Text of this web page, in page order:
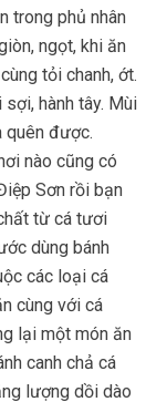
trong phủ nhân
ngọt, khi ăn
tỏi chanh, ớt.
hành tây. Mùi
quên được.
nào cũng có
Sơn rồi bạn
từ cá tươi
dùng bánh
các loại cá
cùng với cá
lại một món ăn
canh chả cá
lượng dồi dào